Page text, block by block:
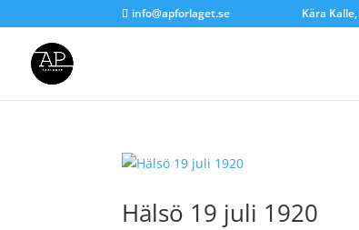
info@apforlaget.se Kära
Hälsö 19 juli 1920